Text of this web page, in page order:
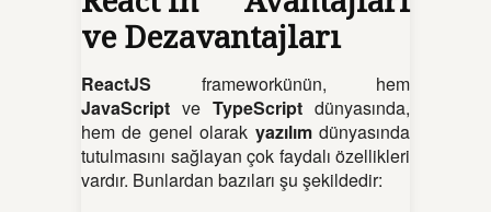
ve Dezavantajları
ReactJS frameworkünün, hem
JavaScript ve TypeScript dünyasında,
hem de genel olarak yazılımdünyasında
tutulmasını sağlayan çok faydalı özellikleri
vardır. Bunlardan bazıları şu şekildedir: